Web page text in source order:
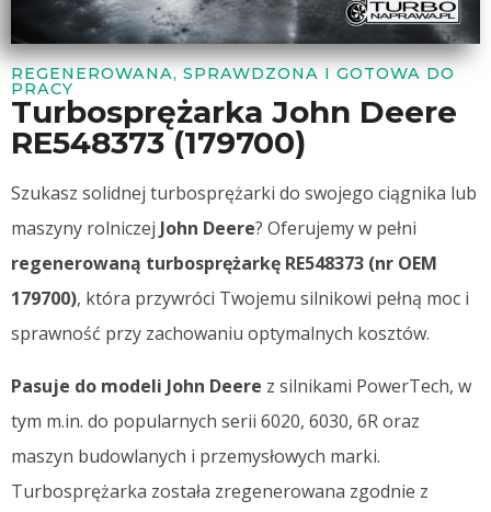
REGENEROWANA, SPRAWDZONA I GOTOWA DO
PRACY
Turbosprężarka John Deere
RE548373 (179700)​
Szukasz solidnej turbosprężarki do swojego ciągnika lub
maszyny rolniczej John Deere? Oferujemy w pełni
regenerowaną turbosprężarkę RE548373 (nr OEM
179700), która przywróci Twojemu silnikowi pełną moc i
sprawność przy zachowaniu optymalnych kosztów.
Pasuje do modeli John Deere z silnikami PowerTech, w
tym m.in. do popularnych serii 6020, 6030, 6R oraz
maszyn budowlanych i przemysłowych marki.
Turbosprężarka została zregenerowana zgodnie z